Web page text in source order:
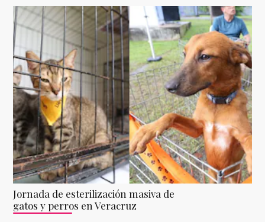
Jornada de esterilización masiva de
gatos y perros en Veracruz